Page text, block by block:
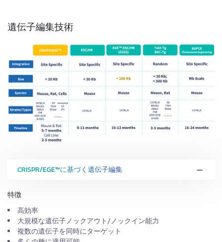
遺伝子編集技術
CRISPR/EGE™に基づく遺伝子編集
特徴
高効率
大規模な遺伝子ノックアウト/ノックイン能力
複数の遺伝子を同時にターゲット